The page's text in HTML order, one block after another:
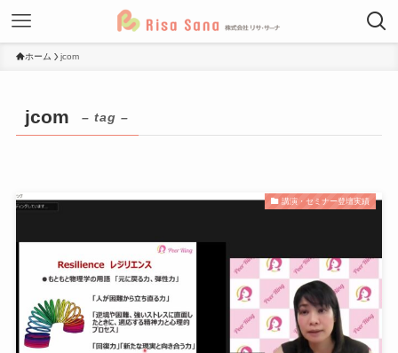
ホーム jcom
jcom – tag –
講演・セミナー登壇実績